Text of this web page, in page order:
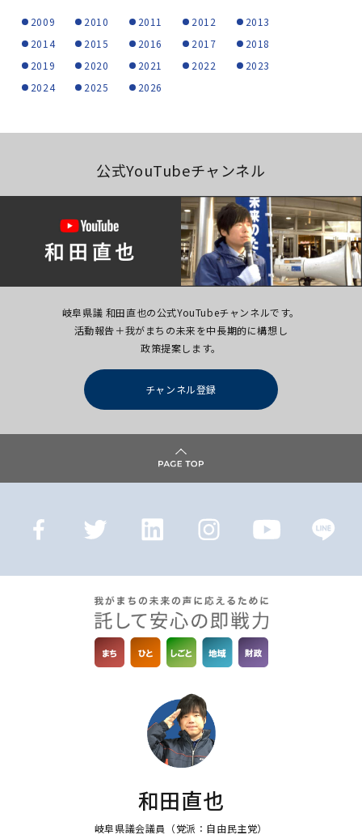
2009 2010 2011 2012
2013
2014
2015 2016 2017
2018
2019
2020 2021 2022
2023
2024
2025 2026
公式YouTubeチャンネル
岐阜県議 和田直也の公式YouTubeチャンネルです。
活動報告＋我がまちの未来を中長期的に構想し
政策提案します。
チャンネル登録
和田直也
岐阜県議会議員 （党派：自由民主党）